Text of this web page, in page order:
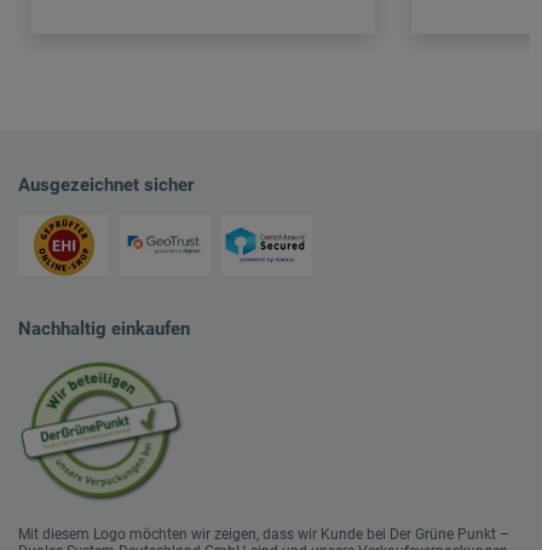
Ausgezeichnet sicher
Nachhaltig einkaufen
Mit diesem Logo möchten wir zeigen, dass wir Kunde bei Der Grüne Punkt –